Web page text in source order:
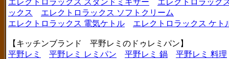
エレクトロラックス スタンドミキサー
エレクトロラック
ックス
エレクトロラックス ソフトクリーム
エレクトロラックス 電気ケトル
エレクトロラックス ケト
【キッチンブランド 平野レミのドゥレミパン】
平野レミ
平野レミ レミパン 平野レミ 鍋
平野レミ 料理